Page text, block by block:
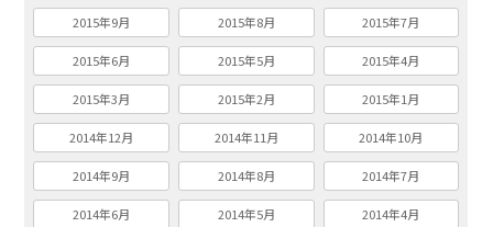
2015年9月 2015年8月 2015年7月
2015年6月 2015年5月 2015年4月
2015年3月 2015年2月 2015年1月
2014年12月 2014年11月 2014年10月
2014年9月 2014年8月 2014年7月
2014年6月 2014年5月 2014年4月